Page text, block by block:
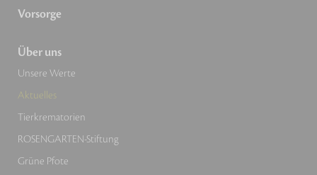
Vorsorge
Über uns
Unsere Werte
Aktuelles
Tierkrematorien
ROSENGARTEN-Stiftung
Grüne Pfote